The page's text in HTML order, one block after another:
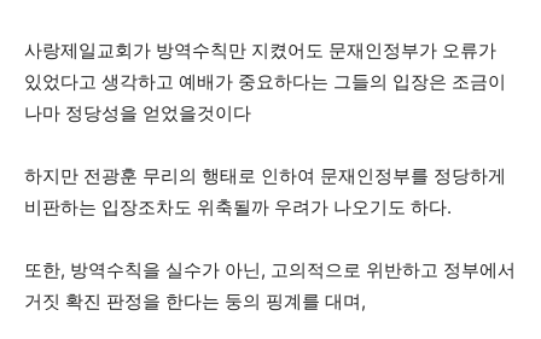
사랑제일교회가 방역수칙만 지켰어도 문재인정부가 오류가
있었다고 생각하고 예배가 중요하다는 그들의 입장은 조금이
나마 정당성을 얻었을것이다
하지만 전광훈 무리의 행태로 인하여 문재인정부를 정당하게
비판하는 입장조차도 위축될까 우려가 나오기도 하다.
또한, 방역수칙을 실수가 아닌, 고의적으로 위반하고 정부에서
거짓 확진 판정을 한다는 둥의 핑계를 대며,